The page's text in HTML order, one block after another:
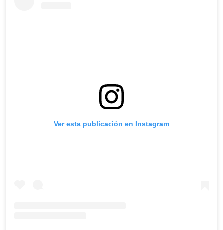
Ver esta publicación en Instagram